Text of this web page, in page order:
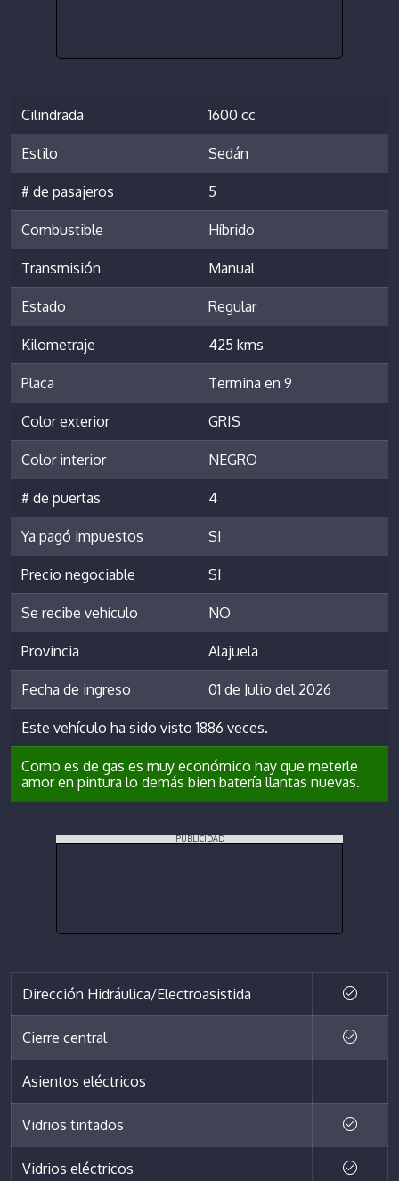
Cilindrada 1600 cc
Estilo Sedán
# de pasajeros 5
Combustible Híbrido
Transmisión Manual
Estado Regular
Kilometraje 425 kms
Placa Termina en 9
Color exterior GRIS
Color interior NEGRO
# de puertas 4
Ya pagó impuestos SI
Precio negociable SI
Se recibe vehículo NO
Provincia Alajuela
Fecha de ingreso 01 de Julio del 2026
Este vehículo ha sido visto 1886 veces.
Como es de gas es muy económico hay que meterle
amor en pintura lo demás bien batería llantas nuevas.
PUBLICIDAD
Dirección Hidráulica/Electroasistida
Cierre central
Asientos eléctricos
Vidrios tintados
Vidrios eléctricos